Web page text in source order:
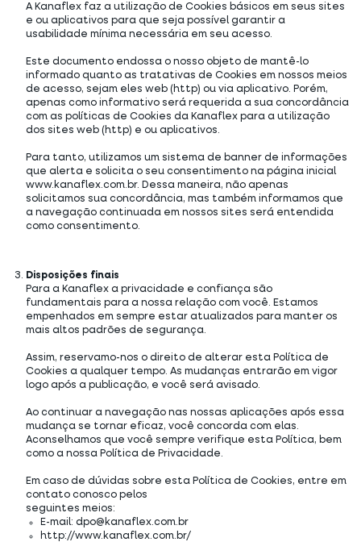
A Kanaflex faz a utilização de Cookies básicos em seus sites
e ou aplicativos para que seja possível garantir a
usabilidade mínima necessária em seu acesso.
Este documento endossa o nosso objeto de mantê-lo
informado quanto as tratativas de Cookies em nossos meios
de acesso, sejam eles web (http) ou via aplicativo. Porém,
apenas como informativo será requerida a sua concordância
com as políticas de Cookies da Kanaflex para a utilização
dos sites web (http) e ou aplicativos.
Para tanto, utilizamos um sistema de banner de informações
que alerta e solicita o seu consentimento na página inicial
www.kanaflex.com.br. Dessa maneira, não apenas
solicitamos sua concordância, mas também informamos que
a navegação continuada em nossos sites será entendida
como consentimento.
Disposições finais
Para a Kanaflex a privacidade e confiança são
fundamentais para a nossa relação com você. Estamos
empenhados em sempre estar atualizados para manter os
mais altos padrões de segurança.
Assim, reservamo-nos o direito de alterar esta Política de
Cookies a qualquer tempo. As mudanças entrarão em vigor
logo após a publicação, e você será avisado.
Ao continuar a navegação nas nossas aplicações após essa
mudança se tornar eficaz, você concorda com elas.
Aconselhamos que você sempre verifique esta Política, bem
como a nossa Política de Privacidade.
Em caso de dúvidas sobre esta Política de Cookies, entre em
contato conosco pelos
seguintes meios:
E-mail: dpo@kanaflex.com.br
http://www.kanaflex.com.br/